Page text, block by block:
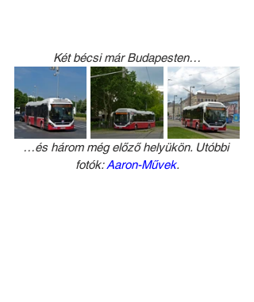
Két bécsi már Budapesten…
…és három még előző helyükön. Utóbbi
fotók: Aaron-Művek.